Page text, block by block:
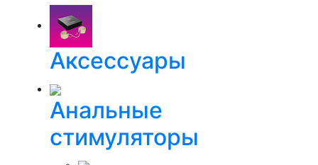
Аксессуары
Анальные
стимуляторы